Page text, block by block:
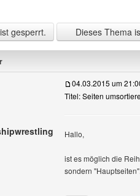
gesperrt. Dieses Thema
Benutzer-Profile
04.03.2015 um
Titel: Seiten
Hallo,
ist es möglich die
sondern